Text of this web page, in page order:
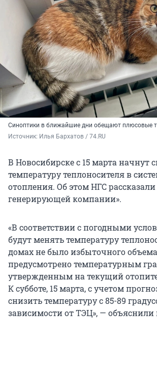
Синоптики в ближайшие дни обещают плюсовые
Источник: Илья Бархатов / 74.RU
В Новосибирске с 15 марта начнут
температуру теплоносителя в
отопления. Об этом НГС
генерирующей компании».
«В соответствии с погодными
будут менять температуру
домах не было избыточного
предусмотрено температурным
утвержденным на текущий
К субботе, 15 марта, с учетом
снизить температуру с 85-89
зависимости от ТЭЦ», — объяснили